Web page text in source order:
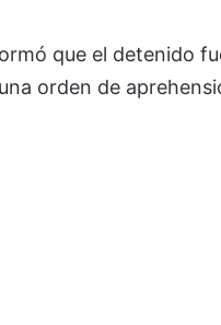
que el detenido
orden de